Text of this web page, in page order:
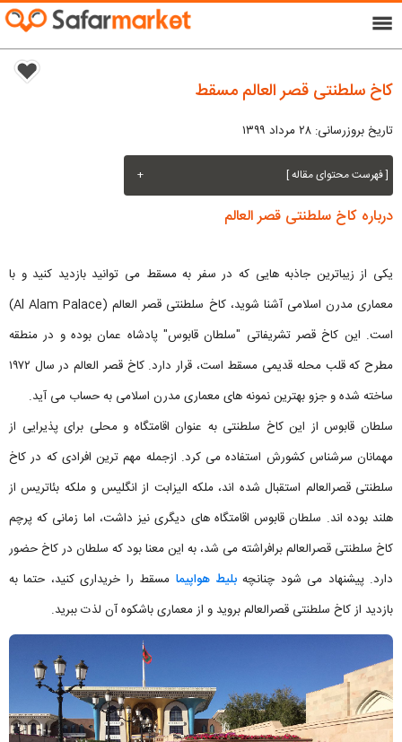
menu
کاخ سلطنتی قصر العالم مسقط
تاریخ بروزرسانی: ۲۸ مرداد ۱۳۹۹
[ فهرست محتوای مقاله ] +
درباره کاخ سلطنتی قصر العالم
یکی از زیباترین جاذبه هایی که در سفر به مسقط می توانید بازدید کنید و با
معماری مدرن اسلامی آشنا شوید، کاخ سلطنتی قصر العالم (Al Alam Palace)
است. این کاخ قصر تشریفاتی "سلطان قابوس" پادشاه عمان بوده و در منطقه
مطرح که قلب محله قدیمی مسقط است، قرار دارد. کاخ قصر العالم در سال ۱۹۷۲
ساخته شده و جزو بهترین نمونه های معماری مدرن اسلامی به حساب می آید.
سلطان قابوس از این کاخ سلطنتی به عنوان اقامتگاه و محلی برای پذیرایی از
مهمانان سرشناس کشورش استفاده می کرد. ازجمله مهم ترین افرادی که در کاخ
سلطنتی قصرالعالم استقبال شده اند، ملکه الیزابت از انگلیس و ملکه بئاتریس از
هلند بوده اند. سلطان قابوس اقامتگاه های دیگری نیز داشت، اما زمانی که پرچم
کاخ سلطنتی قصرالعالم برافراشته می شد، به این معنا بود که سلطان در کاخ حضور
دارد. پیشنهاد می شود چنانچهبلیط هواپیما مسقط را خریداری کنید، حتما به
بازدید از کاخ سلطنتی قصرالعالم بروید و از معماری باشکوه آن لذت ببرید.